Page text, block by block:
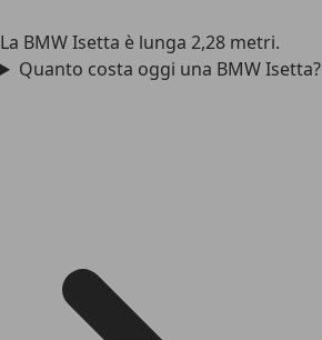
La BMW Isetta è lunga 2,28 metri.
Quanto costa oggi una BMW Isetta?